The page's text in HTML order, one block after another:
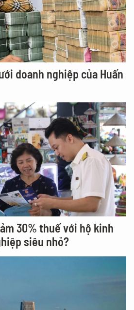
doanh nghiệp của Huấn
30% thuế với hộ kinh
siêu nhỏ?